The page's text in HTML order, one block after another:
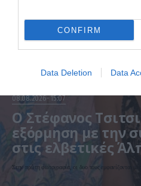
CONFIRM
Data Deletion Data
08.08.2026 15:07
Ο Στέφανος
εξόρμηση με την
στις ελβετικές
τρυφερά
Στην πρώτη φωτογραφία, οι δυο τους εμφανίζονται